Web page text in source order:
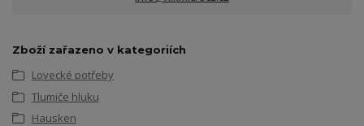
Zboží zařazeno v kategoriích
Lovecké potřeby
Tlumiče hluku
Hausken